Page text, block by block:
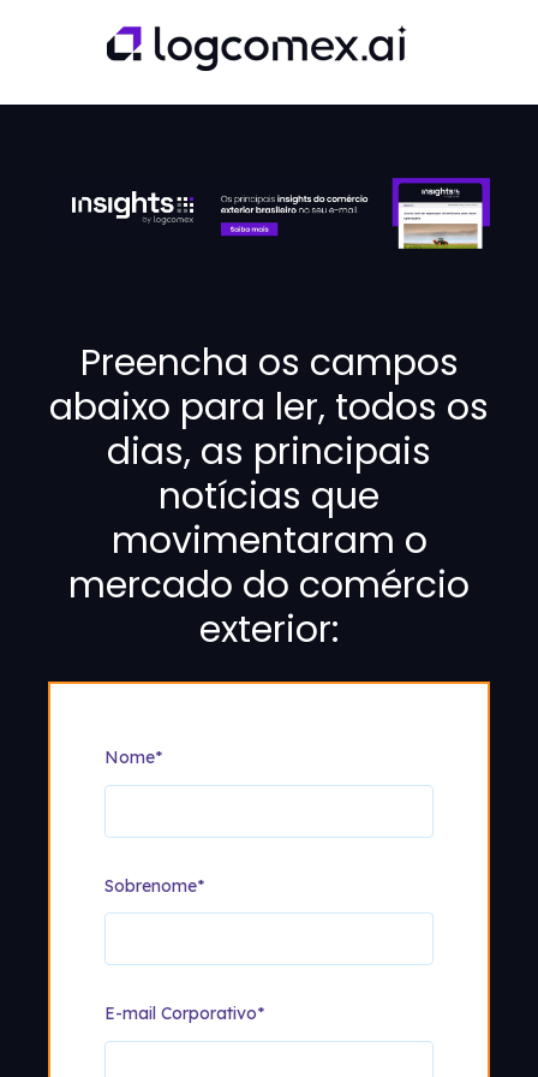
Preencha os campos
abaixo para ler, todos os
dias, as principais
notícias que
movimentaram o
mercado do comércio
exterior:
Nome*
Sobrenome*
E-mail Corporativo*